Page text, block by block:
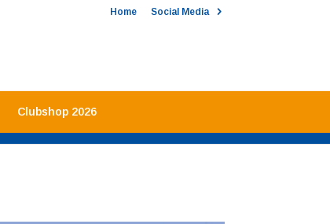
Home Social Media
Clubshop 2026